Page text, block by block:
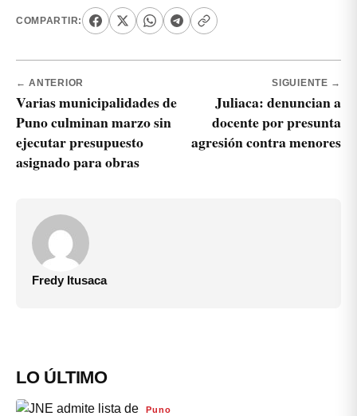
COMPARTIR:
← ANTERIOR
Varias municipalidades de
Puno culminan marzo sin
ejecutar presupuesto
asignado para obras
SIGUIENTE →
Juliaca: denuncian a
docente por presunta
agresión contra menores
Fredy Itusaca
LO ÚLTIMO
Puno